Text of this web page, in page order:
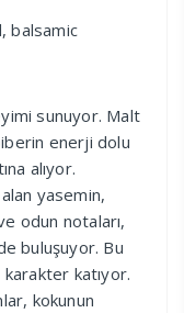
balsamic
sunuyor. Malt
enerji dolu
alıyor.
yasemin,
odun notaları,
buluşuyor. Bu
katıyor.
kokunun